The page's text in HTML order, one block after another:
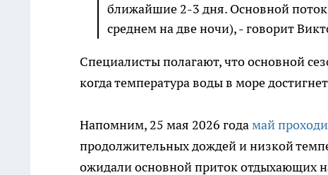
ближайшие 2-3 дня. Основной
среднем на две ночи), - говорит
Специалисты полагают, что основной
когда температура воды в море
Напомним, 25 мая 2026 годамай
продолжительных дождей и низкой
ожидали основной приток отдыхающих